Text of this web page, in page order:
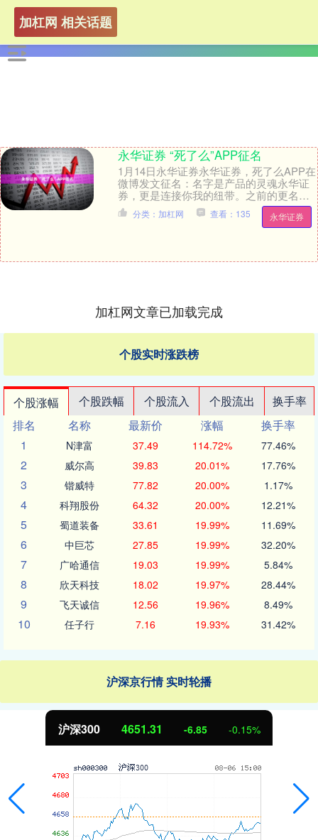
加杠网 相关话题
永华证券 “死了么”APP征名
1月14日永华证券永华证券，死了么APP在
微博发文征名：名字是产品的灵魂永华证
券，更是连接你我的纽带。之前的更名尝
试未能尽如人意，所以我们决定把命名权
交还给最懂....
永华证券
分类：加杠网 查看：135
加杠网文章已加载完成
个股实时涨跌榜
个股涨幅 个股跌幅 个股流入 个股流出
换手率
排名
名称 最新价 涨幅
换手率
1
N津富 37.49 114.72% 77.46%
2 威尔高 39.83 20.01% 17.76%
3 锴威特 77.82 20.00% 1.17%
4 科翔股份 64.32 20.00% 12.21%
5 蜀道装备 33.61 19.99% 11.69%
6 中巨芯 27.85 19.99% 32.20%
7 广哈通信 19.03 19.99% 5.84%
8 欣天科技 18.02 19.97% 28.44%
9 飞天诚信 12.56 19.96% 8.49%
10 任子行 7.16 19.93% 31.42%
沪深京行情 实时轮播
沪深300 4651.31 -6.85 -0.15%